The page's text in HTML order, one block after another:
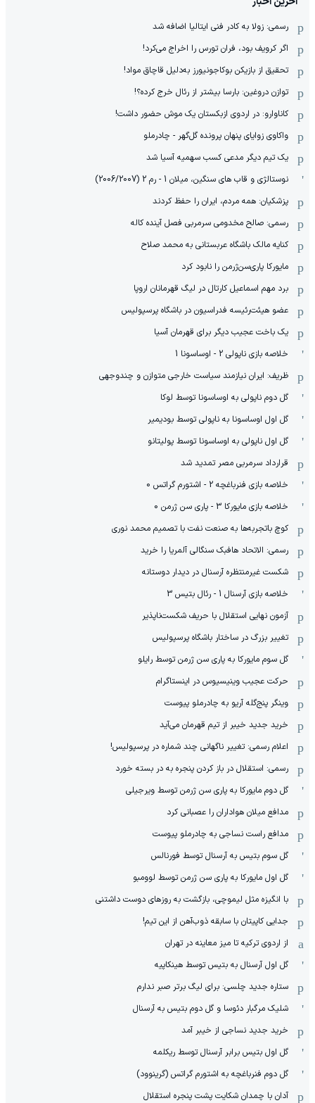
رسمی: زولا به کادر فنی ایتالیا اضافه شد
اگر کرویف بود، فران تورس را اخراج می‌کرد!
تحقیق از بازیکن بوکاجونیورز به‌دلیل قاچاق مواد!
توازن دروغین: بارسا بیشتر از رئال خرج کرده؟!
کاناوارو: در اردوی ازبکستان یک موش حضور داشت!
واکاوی زوایای پنهان پرونده گل‌گهر - چادرملو
یک تیم دیگر مدعی کسب سهمیه آسیا شد
نوستالژی و قاب های سنگین، میلان 1 - رم 2 (2006/2007)
پزشکیان: همه مردم، ایران را حفظ کردند
رسمی: صالح مخدومی سرمربی فصل آینده کاله
کنایه مالک باشگاه عربستانی به محمد صلاح
مایورکا پاری‌سن‌ژرمن را نابود کرد
برد مهم اسماعیل کارتال در لیگ قهرمانان اروپا
عضو هیئت‌رئیسه فدراسیون در باشگاه پرسپولیس
یک باخت عجیب دیگر برای قهرمان آسیا
خلاصه بازی ناپولی 2 - اوساسونا 1
ظریف: ایران نیازمند سیاست خارجی متوازن و چندوجهی
گل دوم ناپولی به اوساسونا توسط لوکا
گل اول اوساسونا به ناپولی توسط بودیمیر
گل اول ناپولی به اوساسونا توسط پولیتانو
قرارداد سرمربی مصر تمدید شد
خلاصه بازی فنرباغچه 2 - اشتورم گراتس 0
خلاصه بازی مایورکا 3 - پاری سن ژرمن 0
کوچ باتجربه‌ها به صنعت نفت با تصمیم محمد نوری
رسمی: الاتحاد هافبک سنگالی آلمریا را خرید
شکست غیرمنتظره آرسنال در دیدار دوستانه
خلاصه بازی آرسنال 1 - رئال بتیس 3
آزمون نهایی استقلال با حریف شکست‌ناپذیر
تغییر بزرگ در ساختار باشگاه پرسپولیس
گل سوم مایورکا به پاری سن ژرمن توسط رایلو
حرکت عجیب وینیسیوس در اینستاگرام
وینگر پنج‌گله آریو به چادرملو پیوست
خرید جدید خیبر از تیم قهرمان می‌آید
اعلام رسمی: تغییر ناگهانی چند شماره در پرسپولیس!
رسمی: استقلال در باز کردن پنجره به در بسته خورد
گل دوم مایورکا به پاری سن ژرمن توسط ویرجیلی
مدافع میلان هواداران را عصبانی کرد
مدافع راست نساجی به چادرملو پیوست
گل سوم بتیس به آرسنال توسط فورنالس
گل اول مایورکا به پاری سن ژرمن توسط لوومبو
با انگیزه مثل لیموچی، بازگشت به روزهای دوست داشتنی
جدایی کاپیتان با سابقه ذوب‌آهن از این تیم!
از اردوی ترکیه تا میز معاینه در تهران
گل اول آرسنال به بتیس توسط هینکاپیه
ستاره جدید چلسی: برای لیگ برتر صبر ندارم
شلیک مرگبار دئوسا و گل دوم بتیس به آرسنال
خرید جدید نساجی از خیبر آمد
گل اول بتیس برابر آرسنال توسط ریکلمه
گل دوم فنرباغچه به اشتورم گراتس (گرینوود)
آدان با چمدان شکایت پشت پنجره استقلال